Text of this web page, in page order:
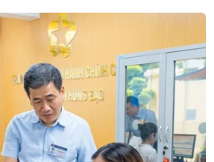
nhật thực
ngày 12/8